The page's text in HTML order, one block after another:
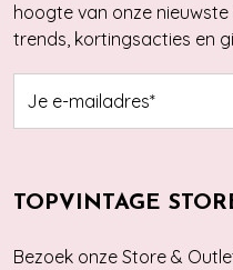
hoogte van onze
trends, kortingsacties en
TOPVINTAGE
Bezoek onze Store &